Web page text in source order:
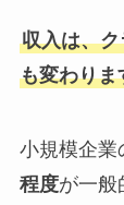
収入は、
も変わりま
小規模企業
程度が一般